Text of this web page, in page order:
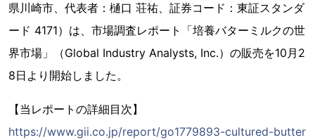
県川崎市、代表者：樋口 荘祐、証券コード：東証スタンダ
ード 4171）は、市場調査レポート「培養バターミルクの世
界市場」（Global Industry Analysts, Inc.）の販売を10月2
8日より開始しました。
【当レポートの詳細目次】
https://www.gii.co.jp/report/go1779893-cultured-butter